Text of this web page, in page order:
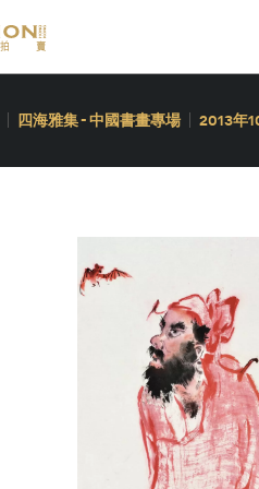
四海雅集 - 中國書畫專場 2013年